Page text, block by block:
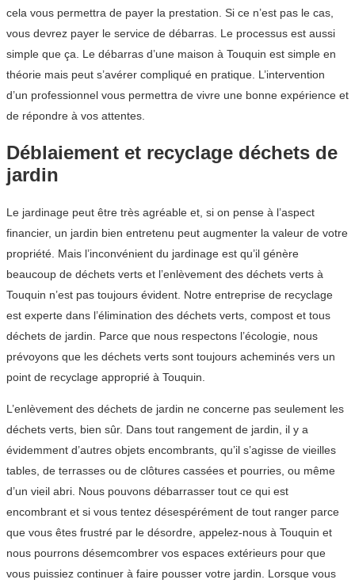
cela vous permettra de payer la prestation. Si ce n’est pas le cas,
vous devrez payer le service de débarras. Le processus est aussi
simple que ça. Le débarras d’une maison à Touquin est simple en
théorie mais peut s’avérer compliqué en pratique. L’intervention
d’un professionnel vous permettra de vivre une bonne expérience et
de répondre à vos attentes.
Déblaiement et recyclage déchets de
jardin
Le jardinage peut être très agréable et, si on pense à l’aspect
financier, un jardin bien entretenu peut augmenter la valeur de votre
propriété. Mais l’inconvénient du jardinage est qu’il génère
beaucoup de déchets verts et l’enlèvement des déchets verts à
Touquin n’est pas toujours évident. Notre entreprise de recyclage
est experte dans l’élimination des déchets verts, compost et tous
déchets de jardin. Parce que nous respectons l’écologie, nous
prévoyons que les déchets verts sont toujours acheminés vers un
point de recyclage approprié à Touquin.
L’enlèvement des déchets de jardin ne concerne pas seulement les
déchets verts, bien sûr. Dans tout rangement de jardin, il y a
évidemment d’autres objets encombrants, qu’il s’agisse de vieilles
tables, de terrasses ou de clôtures cassées et pourries, ou même
d’un vieil abri. Nous pouvons débarrasser tout ce qui est
encombrant et si vous tentez désespérément de tout ranger parce
que vous êtes frustré par le désordre, appelez-nous à Touquin et
nous pourrons désemcombrer vos espaces extérieurs pour que
vous puissiez continuer à faire pousser votre jardin. Lorsque vous